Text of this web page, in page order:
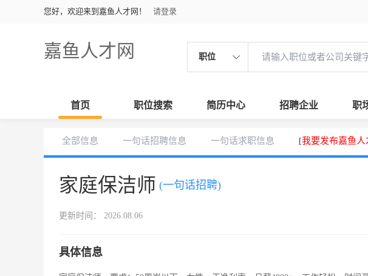
您好，欢迎来到嘉鱼人才网！ 请登录
嘉鱼人才网 职位
首页 职位搜索 简历中心 招聘企业 职
全部信息 一句话招聘信息 一句话求职信息 [我要发布嘉鱼
家庭保洁师 (一句话招聘)
更新时间： 2026.08.06
具体信息